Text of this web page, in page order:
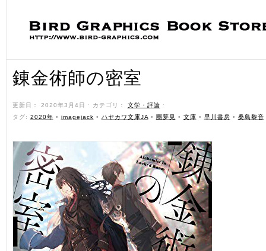
錬金術師の密室
更新日： 2020年3月4日 ˑ カテゴリ： 文学・評論 ˑ
タグ: 2020年 • imagejack • ハヤカワ文庫JA • 團夢見 • 文庫 • 早川書房 • 桑島黎音